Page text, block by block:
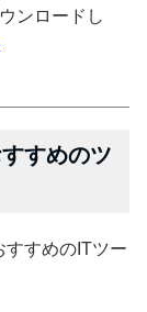
ンロードし
すめのツ
すすめのITツー